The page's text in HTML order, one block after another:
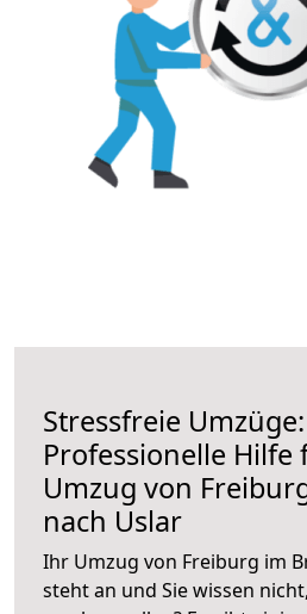
Stressfreie Umzüge:
Professionelle
Umzug von
nach Uslar
Ihr Umzug von Freiburg im
steht an und Sie wissen